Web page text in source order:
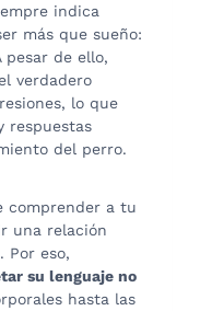
indica
más que sueño:
pesar de ello,
verdadero
lo que
respuestas
del perro.
comprender a tu
una relación
Por eso,
su lenguaje no
hasta las